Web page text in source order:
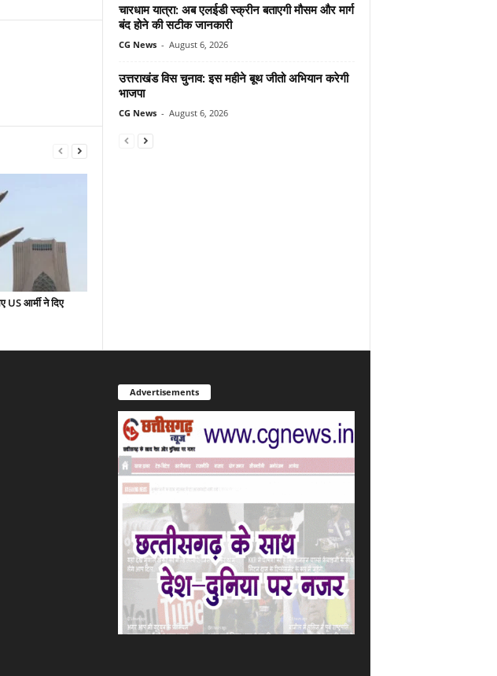
US आर्मी ने दिए
चारधाम यात्रा: अब एलईडी स्क्रीन बताएगी मौसम और मार्ग
बंद होने की सटीक जानकारी
CG News - August 6, 2026
उत्तराखंड विस चुनाव: इस महीने बूथ जीतो अभियान करेगी
भाजपा
CG News - August 6, 2026
Advertisements